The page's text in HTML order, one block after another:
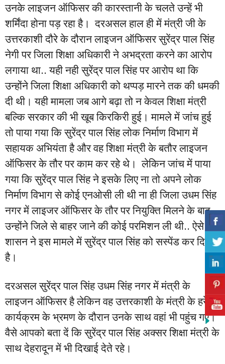
उनके लाइजन ऑफिसर की कारस्तानी के चलते उन्हें भी
शर्मिंदा होना पड़ रहा है। दरअसल हाल ही में मंत्री जी के
उत्तरकाशी दौरे के दौरान लाइजन ऑफिसर सुरेंद्र पाल सिंह
नेगी पर जिला शिक्षा अधिकारी ने अभद्रता करने का आरोप
लगाया था.. यही नही सुरेंद्र पाल सिंह पर आरोप था कि
उन्होंने जिला शिक्षा अधिकारी को थप्पड़ मारने तक की धमकी
दी थी। यही मामला जब आगे बढ़ा तो न केवल शिक्षा मंत्री
बल्कि सरकार की भी खूब किरकिरी हुई। मामले में जांच हुई
तो पाया गया कि सुरेंद्र पाल सिंह लोक निर्माण विभाग में
सहायक अभियंता है और वह शिक्षा मंत्री के बतौर लाइजन
ऑफिसर के तौर पर काम कर रहे थे। लेकिन जांच में पाया
गया कि सुरेंद्र पाल सिंह ने इसके लिए ना तो अपने लोक
निर्माण विभाग से कोई एनओसी ली थी ना ही जिला उधम सिंह
नगर में लाइजर ऑफिसर के तौर पर नियुक्ति मिलने के बाद
उन्होंने जिले से बाहर जाने की कोई परमिशन ली थी.. ऐसे में
शासन ने इस मामले में सुरेंद्र पाल सिंह को सस्पेंड कर दिया
है।
दरअसल सुरेंद्र पाल सिंह उधम सिंह नगर में मंत्री के
लाइजन ऑफिसर है लेकिन वह उत्तरकाशी के मंत्री के हरेला
कार्यक्रम के भ्रमण के दौरान उनके साथ वहां भी पहुंच गए।
वैसे आपको बता दें कि सुरेंद्र पाल सिंह अक्सर शिक्षा मंत्री के
साथ देहरादून में भी दिखाई देते रहे।